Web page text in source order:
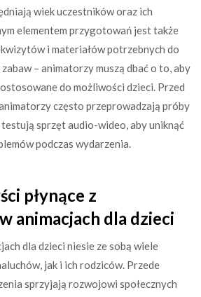
wiek uczestników oraz ich
elementem przygotowań jest także
i materiałów potrzebnych do
– animatorzy muszą dbać o to, aby
do możliwości dzieci. Przed
często przeprowadzają próby
sprzęt audio-wideo, aby uniknąć
podczas wydarzenia.
płynące z
animacjach dla dzieci
dla dzieci niesie ze sobą wiele
jak i ich rodziców. Przede
sprzyjają rozwojowi społecznych